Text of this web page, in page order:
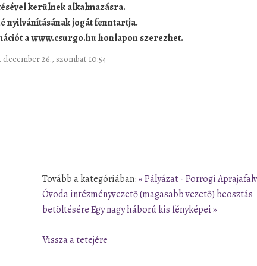
kerülnek alkalmazásra.
nyilvánításának jogát fenntartja.
a www.csurgo.hu honlapon szerezhet.
26., szombat 10:54
Tovább a kategóriában:« Pályázat - Porrogi
Óvoda intézményvezető (magasabb vezető) beosztás
betöltéséreEgy nagy háború kis fényképei »
Vissza a tetejére